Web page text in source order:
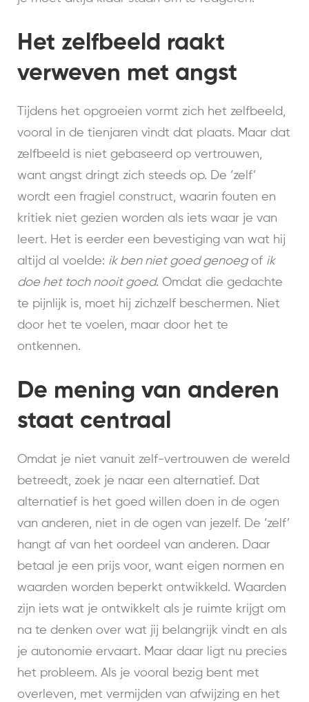
Het zelfbeeld raakt
verweven met angst
Tijdens het opgroeien vormt zich het zelfbeeld,
vooral in de tienjaren vindt dat plaats. Maar dat
zelfbeeld is niet gebaseerd op vertrouwen,
want angst dringt zich steeds op. De ‘zelf’
wordt een fragiel construct, waarin fouten en
kritiek niet gezien worden als iets waar je van
leert. Het is eerder een bevestiging van wat hij
altijd al voelde: ik ben niet goed genoegof ik
doe het toch nooit goed. Omdat die gedachte
te pijnlijk is, moet hij zichzelf beschermen. Niet
door het te voelen, maar door het te
ontkennen.
De mening van anderen
staat centraal
Omdat je niet vanuit zelf-vertrouwen de wereld
betreedt, zoek je naar een alternatief. Dat
alternatief is het goed willen doen in de ogen
van anderen, niet in de ogen van jezelf. De ‘zelf’
hangt af van het oordeel van anderen. Daar
betaal je een prijs voor, want eigen normen en
waarden worden beperkt ontwikkeld. Waarden
zijn iets wat je ontwikkelt als je ruimte krijgt om
na te denken over wat jij belangrijk vindt en als
je autonomie ervaart. Maar daar ligt nu precies
het probleem. Als je vooral bezig bent met
overleven, met vermijden van afwijzing en het